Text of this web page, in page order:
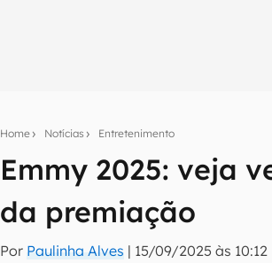
Home Notícias Entretenimento
Emmy 2025: veja
da premiação
Por Paulinha Alves | 15/09/2025 às 10:12
Seu resumo inteligente do
Assine a newsletter do Canaltech e